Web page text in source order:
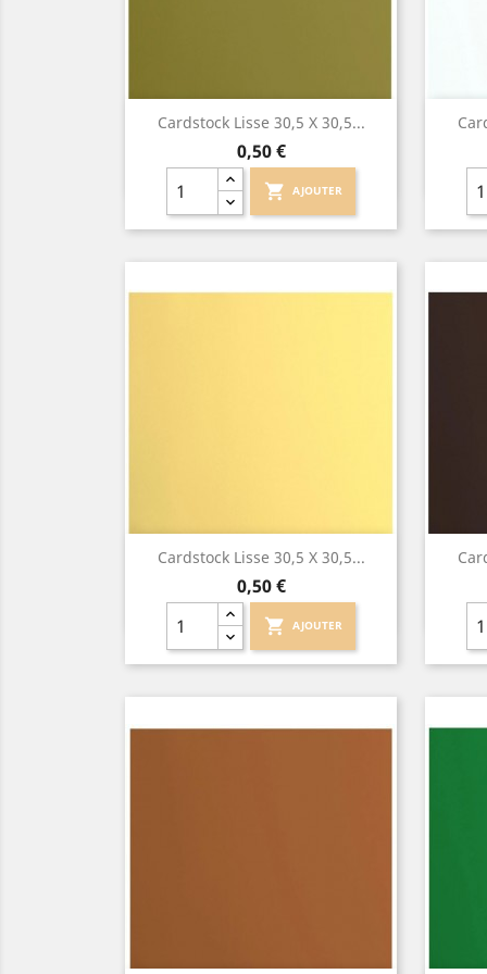
Cardstock Lisse 30,5 X 30,5...
Prix
0,50 €
shopping_cart AJOUTER
Aperçu rapide
Cardstock Lisse 30,5 X 30,5...
Prix
0,50 €
shopping_cart AJOUTER
Aperçu rapide